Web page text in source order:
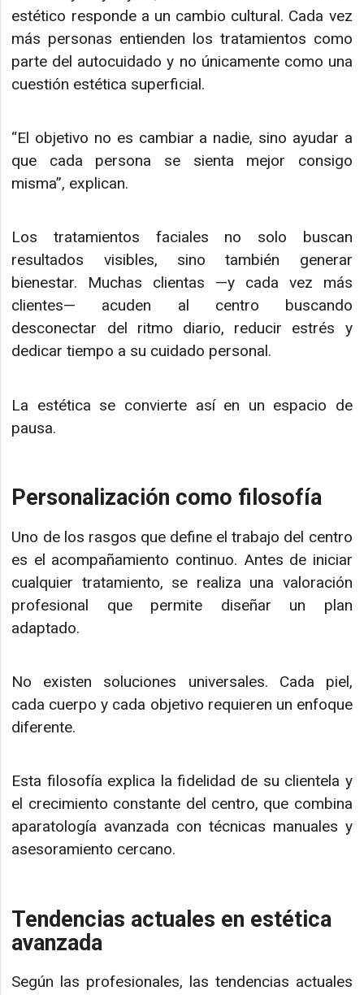
estético responde a un cambio cultural. Cada vez
más personas entienden los tratamientos como
parte del autocuidado y no únicamente como una
cuestión estética superficial.
“El objetivo no es cambiar a nadie, sino ayudar a
que cada persona se sienta mejor consigo
misma”, explican.
Los tratamientos faciales no solo buscan
resultados visibles, sino también generar
bienestar. Muchas clientas —y cada vez más
clientes— acuden al centro buscando
desconectar del ritmo diario, reducir estrés y
dedicar tiempo a su cuidado personal.
La estética se convierte así en un espacio de
pausa.
Personalización como filosofía
Uno de los rasgos que define el trabajo del centro
es el acompañamiento continuo. Antes de iniciar
cualquier tratamiento, se realiza una valoración
profesional que permite diseñar un plan
adaptado.
No existen soluciones universales. Cada piel,
cada cuerpo y cada objetivo requieren un enfoque
diferente.
Esta filosofía explica la fidelidad de su clientela y
el crecimiento constante del centro, que combina
aparatología avanzada con técnicas manuales y
asesoramiento cercano.
Tendencias actuales en estética
avanzada
Según las profesionales, las tendencias actuales